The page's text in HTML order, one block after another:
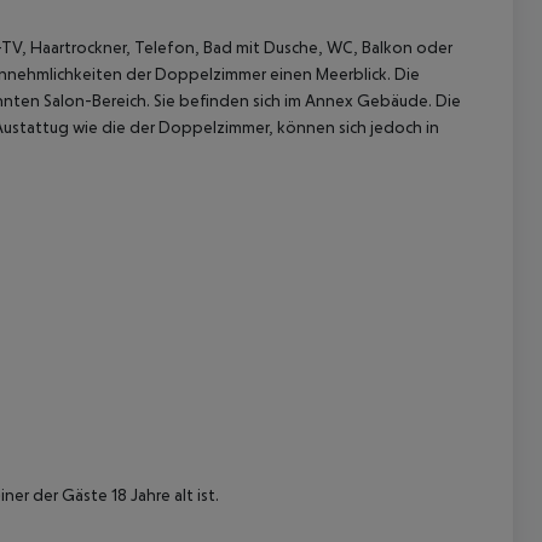
TV, Haartrockner, Telefon, Bad mit Dusche, WC, Balkon oder
der Doppelzimmer einen Meerblick. Die
Salon-Bereich. Sie befinden sich im Annex Gebäude. Die
wie die der Doppelzimmer, können sich jedoch in
der Gäste 18 Jahre alt ist.